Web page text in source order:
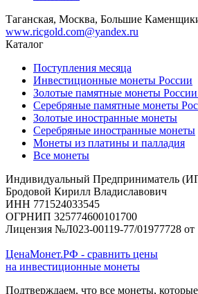
Таганская, Москва, Большие
www.ricgold.com@yandex.ru
Каталог
Поступления месяца
Инвестиционные монеты России
Золотые памятные монеты
Серебряные памятные монеты
Золотые иностранные монеты
Серебряные иностранные монеты
Монеты из платины и палладия
Все монеты
Индивидуальный Предприниматель
Бродовой Кирилл Владиславович
ИНН 771524033545
ОГРНИП 325774600101700
Лицензия №Л023-00119-77/01977728 от
ЦенаМонет.РФ - сравнить цены
на инвестиционные монеты
Подтверждаем, что все монеты,